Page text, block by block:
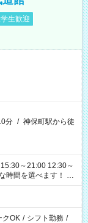
生歓迎
分 / 神保町駅から徒
～21:00 12:30～
クOK / シフト勤務 /